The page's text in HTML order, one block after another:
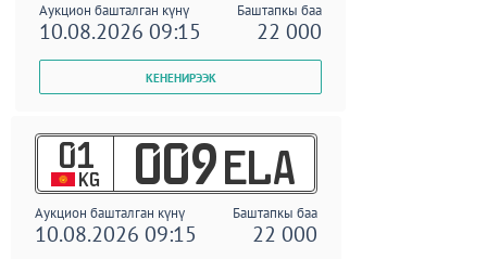
Аукцион башталган күнү Баштапкы баа
10.08.2026 09:15 22 000
01
KG 009 ELA
Аукцион башталган күнү Баштапкы баа
10.08.2026 09:15 22 000